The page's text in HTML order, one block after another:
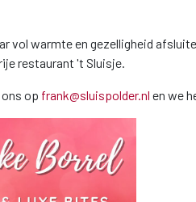
vol warmte en gezelligheid
restaurant 't Sluisje.
ons op frank@sluispolder.nl en we